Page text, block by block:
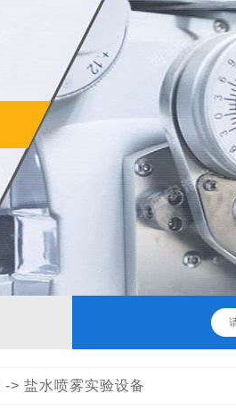
-> 盐水喷雾实验设备